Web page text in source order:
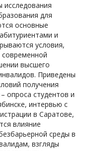
исследования
для
основные
и
условия,
высшего
Приведены
получения
опроса студентов и
интервью с
в Саратове,
влияние
среды в
взгляды